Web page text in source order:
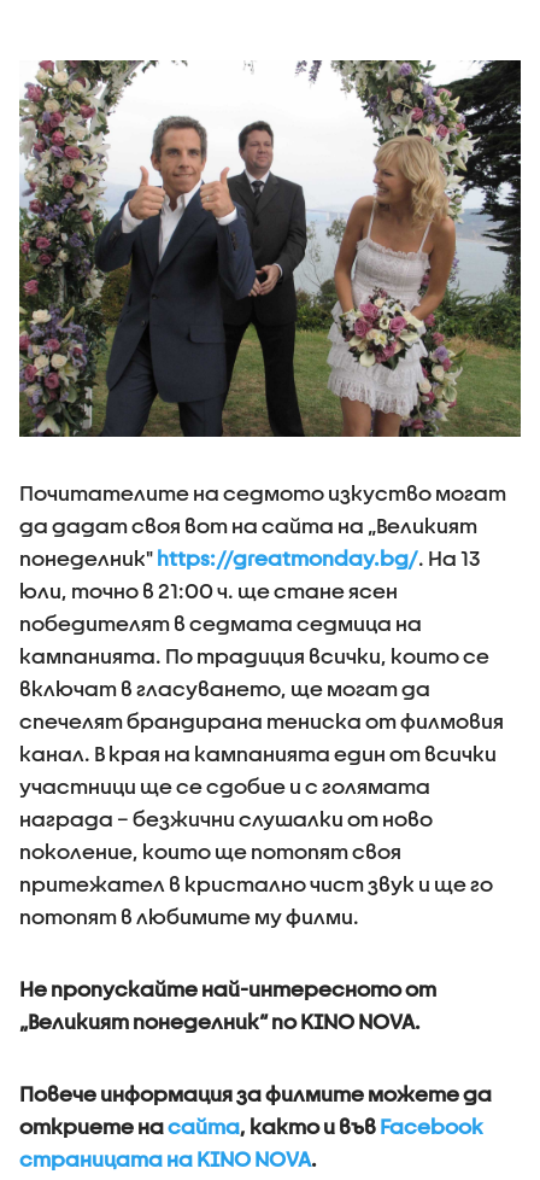
Почитателите на седмото изкуство могат
да дадат своя вот на сайта на „Великият
понеделник" https://greatmonday.bg/. На 13
юли, точно в 21:00 ч. ще стане ясен
победителят в седмата седмица на
кампанията. По традиция всички, които се
включат в гласуването, ще могат да
спечелят брандирана тениска от филмовия
канал. В края на кампанията един от всички
участници ще се сдобие и с голямата
награда – безжични слушалки от ново
поколение, които ще потопят своя
притежател в кристално чист звук и ще го
потопят в любимите му филми.
Не пропускайте най-интересното от
„Великият понеделник“ по KINO NOVA.
Повече информация за филмите можете да
откриете насайта, както и във Facebook
страницата на KINO NOVA.